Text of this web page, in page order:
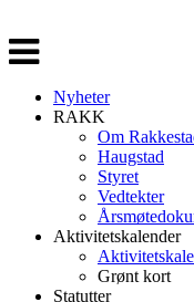
Veksle
navigasjon
Nyheter
RAKK
Om
Haugstad
Styret
Vedtekter
Aktivitetskalender
Grønt kort
Statutter